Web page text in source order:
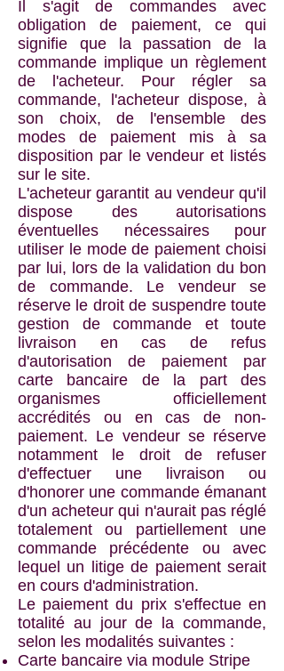
Il s'agit de commandes avec
obligation de paiement, ce qui
signifie que la passation de la
commande implique un règlement
de l'acheteur. Pour régler sa
commande, l'acheteur dispose, à
son choix, de l'ensemble des
modes de paiement mis à sa
disposition par le vendeur et listés
sur le site.
L'acheteur garantit au vendeur qu'il
dispose des autorisations
éventuelles nécessaires pour
utiliser le mode de paiement choisi
par lui, lors de la validation du bon
de commande. Le vendeur se
réserve le droit de suspendre toute
gestion de commande et toute
livraison en cas de refus
d'autorisation de paiement par
carte bancaire de la part des
organismes officiellement
accrédités ou en cas de non-
paiement. Le vendeur se réserve
notamment le droit de refuser
d'effectuer une livraison ou
d'honorer une commande émanant
d'un acheteur qui n'aurait pas réglé
totalement ou partiellement une
commande précédente ou avec
lequel un litige de paiement serait
en cours d'administration.
Le paiement du prix s'effectue en
totalité au jour de la commande,
selon les modalités suivantes :
Carte bancaire via module Stripe